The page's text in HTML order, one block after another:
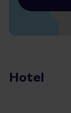
Hotel